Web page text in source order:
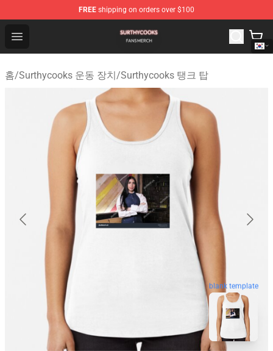
FREE shipping on orders over $100
Open menu
Surthycooks Shop - Official Surthycooks Merchandise
홈/Surthycooks 운동 장치/Surthycooks 탱크 탑
blank template